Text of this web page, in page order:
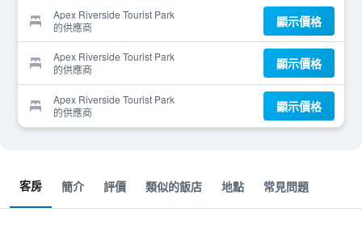
Apex Riverside Tourist Park
的供應商
顯示價格
Apex Riverside Tourist Park
的供應商
顯示價格
Apex Riverside Tourist Park
的供應商
顯示價格
客房 簡介 評價 類似的飯店 地點 常見問題